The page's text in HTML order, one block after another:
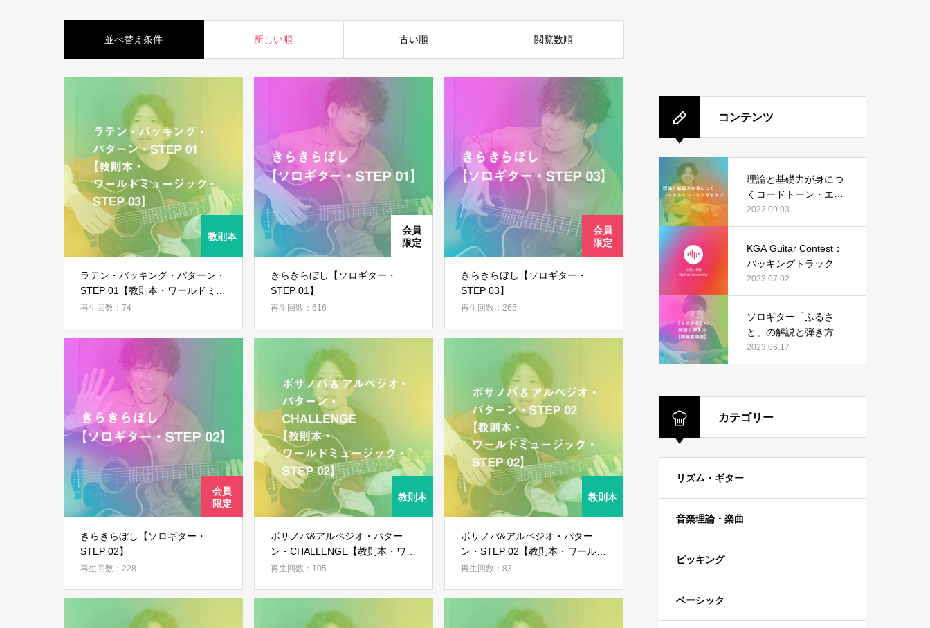
並べ替え条件 新しい順 古い順 閲覧数順
ラテン・バッキング・パターン・
STEP 01【教則本・ワールドミュ
ージック・STEP 03】
再生回数：74
きらきらぼし【ソロギター・
STEP 01】
再生回数：616
きらきらぼし【ソロギター・
STEP 03】
再生回数：265
きらきらぼし【ソロギター・
STEP 02】
再生回数：228
ボサノバ&アルペジオ・パター
ン・CHALLENGE【教則本・ワー
ルドミュージック・STEP 02】
再生回数：105
ボサノバ&アルペジオ・パター
ン・STEP 02【教則本・ワールド
ミュージック・STEP 02】
再生回数：83
コンテンツ
理論と基礎力が身につ
くコードトーン・エク
ササイズ
2023.09.03
KGA Guitar Contest：
バッキングトラック（I
sn’t She Lovely）の結
果発表
2023.07.02
ソロギター「ふるさ
と」の解説と弾き方
【初級者講座】
2023.06.17
カテゴリー
リズム・ギター
音楽理論・楽曲
ピッキング
ベーシック